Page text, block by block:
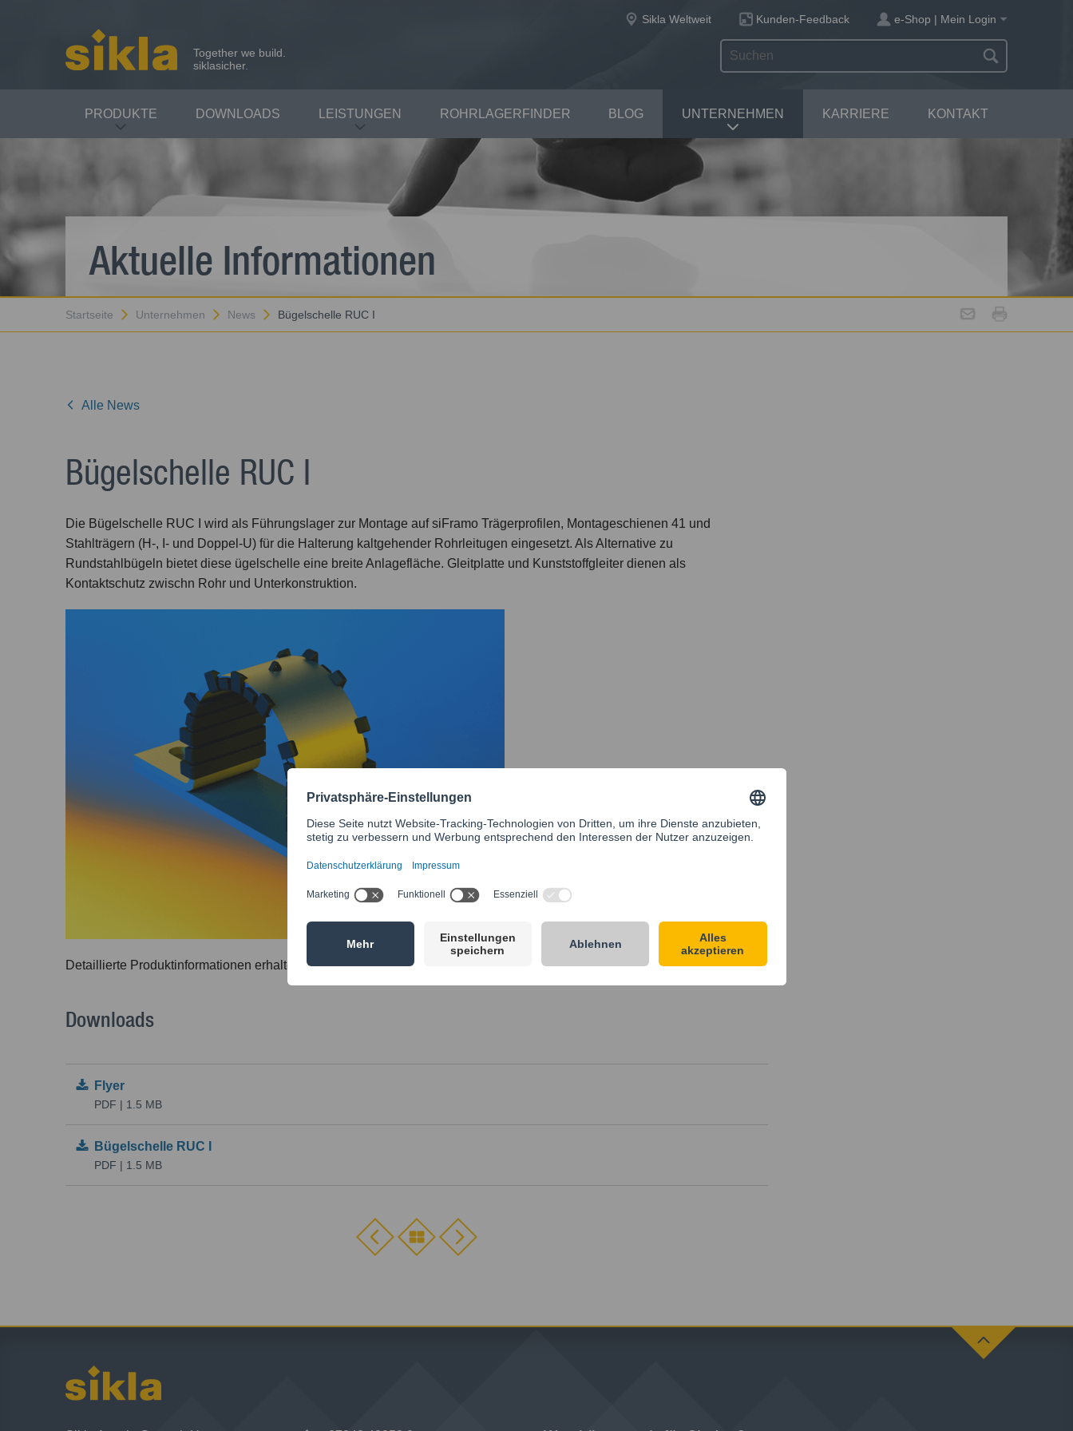
Together we build.
siklasicher.
Sikla Weltweit Kunden-Feedback e-Shop | Mein Login
PRODUKTE DOWNLOADS LEISTUNGEN ROHRLAGERFINDER BLOG UNTERNEHMEN KARRIERE KONTAKT
Aktuelle Informationen
Startseite Unternehmen News Bügelschelle RUC I
Alle News
Bügelschelle RUC I
Die Bügelschelle RUC I wird als Führungslager zur Montage auf siFramo Trägerprofilen, Montageschienen 41 und
Stahlträgern (H-, I- und Doppel-U) für die Halterung kaltgehender Rohrleitugen eingesetzt. Als Alternative zu
Rundstahlbügeln bietet diese ügelschelle eine breite Anlagefläche. Gleitplatte und Kunststoffgleiter dienen als
Kontaktschutz zwischn Rohr und Unterkonstruktion.
Detaillierte Produktinformationen erhalten Sie in unsereme-Katalog
Downloads
Flyer
PDF | 1.5 MB
Bügelschelle RUC I
PDF | 1.5 MB